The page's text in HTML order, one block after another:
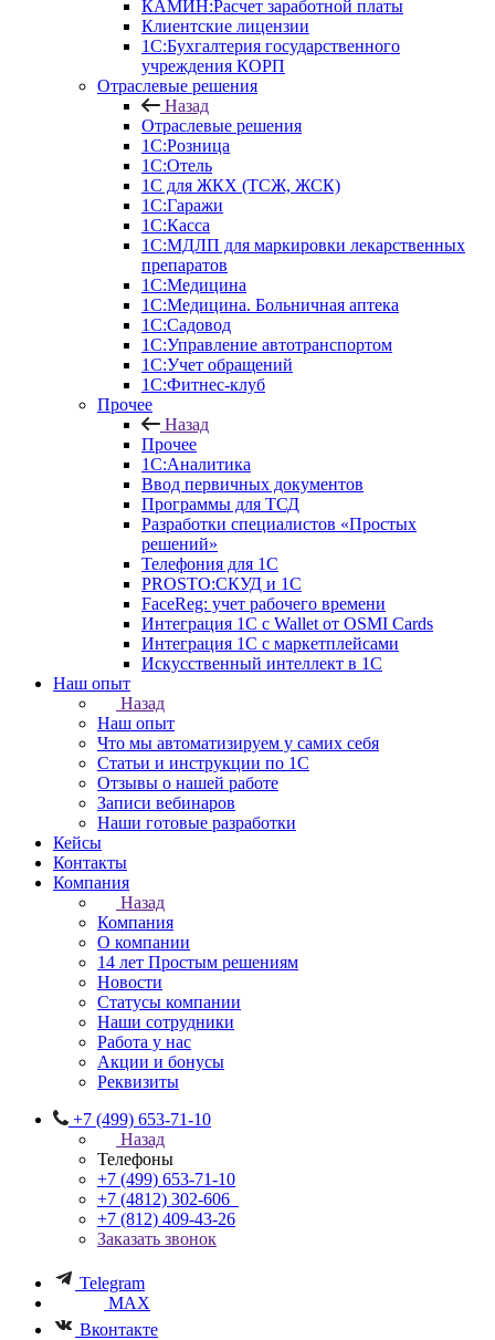
КАМИН:Расчет заработной платы
Клиентские лицензии
1С:Бухгалтерия государственного
учреждения КОРП
Отраслевые решения
Назад
Отраслевые решения
1С:Розница
1С:Отель
1С для ЖКХ (ТСЖ, ЖСК)
1С:Гаражи
1С:Касса
1С:МДЛП для маркировки лекарственных
препаратов
1С:Медицина
1С:Медицина. Больничная аптека
1С:Садовод
1С:Управление автотранспортом
1С:Учет обращений
1С:Фитнес-клуб
Прочее
Назад
Прочее
1С:Аналитика
Ввод первичных документов
Программы для ТСД
Разработки специалистов «Простых
решений»
Телефония для 1С
PROSTO:СКУД и 1С
FaceReg: учет рабочего времени
Интеграция 1С с Wallet от OSMI Cards
Интеграция 1С с маркетплейсами
Искусственный интеллект в 1С
Наш опыт
Назад
Наш опыт
Что мы автоматизируем у самих себя
Статьи и инструкции по 1С
Отзывы о нашей работе
Записи вебинаров
Наши готовые разработки
Кейсы
Контакты
Компания
Назад
Компания
О компании
14 лет Простым решениям
Новости
Статусы компании
Наши сотрудники
Работа у нас
Акции и бонусы
Реквизиты
+7 (499) 653-71-10
Назад
Телефоны
+7 (499) 653-71-10
+7 (4812) 302-606
+7 (812) 409-43-26
Заказать звонок
Telegram
MAX
Вконтакте